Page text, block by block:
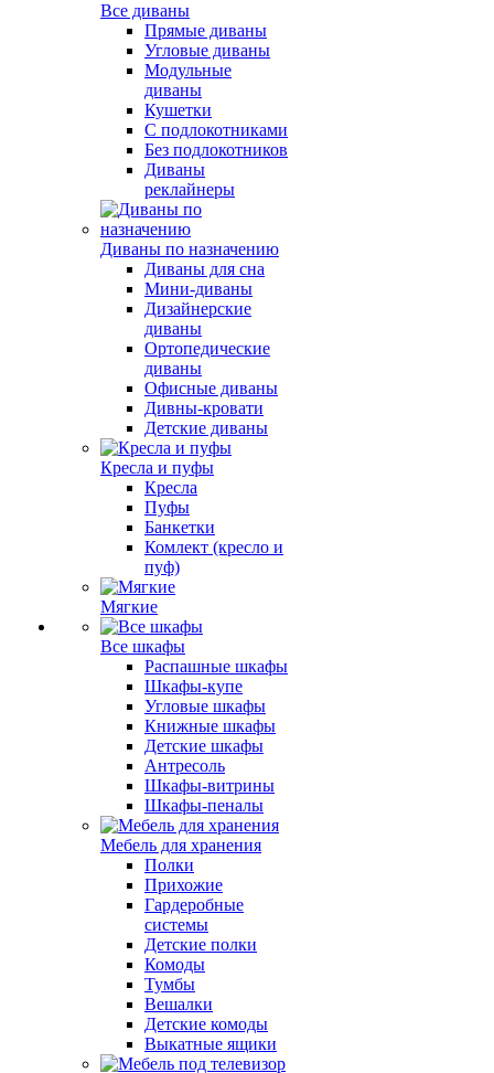
Все диваны
Прямые диваны
Угловые диваны
Модульные
диваны
Кушетки
С подлокотниками
Без подлокотников
Диваны
реклайнеры
Диваны по назначению
Диваны для сна
Мини-диваны
Дизайнерские
диваны
Ортопедические
диваны
Офисные диваны
Дивны-кровати
Детские диваны
Кресла и пуфы
Кресла
Пуфы
Банкетки
Комлект (кресло и
пуф)
Мягкие
Все шкафы
Распашные шкафы
Шкафы-купе
Угловые шкафы
Книжные шкафы
Детские шкафы
Антресоль
Шкафы-витрины
Шкафы-пеналы
Мебель для хранения
Полки
Прихожие
Гардеробные
системы
Детские полки
Комоды
Тумбы
Вешалки
Детские комоды
Выкатные ящики